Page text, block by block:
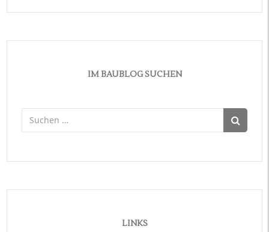
IM BAUBLOG SUCHEN
Suchen
nach:
LINKS